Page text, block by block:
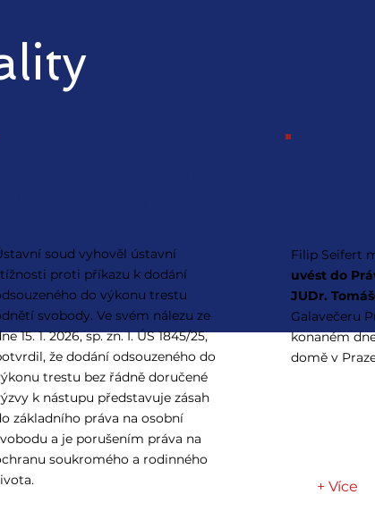
soud vyhověl ústavní
proti příkazu k dodání
do výkonu trestu
svobody. Ve svém nálezu ze
15. 1. 2026, sp. zn. I. ÚS 1845/25,
že dodání odsouzeného do
trestu bez řádně doručené
k nástupu představuje zásah
základního práva na osobní
a je porušením práva na
soukromého a rodinného
Filip Seifert
uvést do
JUDr.
Galavečeru
konaném
domě v
+ Více